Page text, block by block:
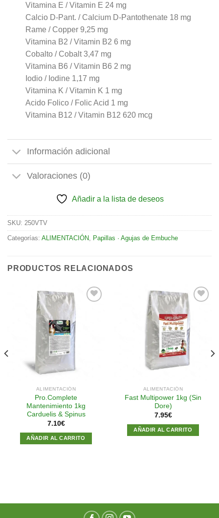
Vitamina E / Vitamin E 24 mg
Calcio D-Pant. / Calcium D-Pantothenate 18 mg
Rame / Copper 9,25 mg
Vitamina B2 / Vitamin B2 6 mg
Cobalto / Cobalt 3,47 mg
Vitamina B6 / Vitamin B6 2 mg
Iodio / Iodine 1,17 mg
Vitamina K / Vitamin K 1 mg
Acido Folico / Folic Acid 1 mg
Vitamina B12 / Vitamin B12 620 mcg
Información adicional
Valoraciones (0)
Añadir a la lista de deseos
SKU: 250VTV
Categorías: ALIMENTACIÓN Papillas · Agujas de Embuche
PRODUCTOS RELACIONADOS
ALIMENTACIÓN
Pro.Complete
Mantenimiento 1kg
Carduelis & Spinus
7.10€
AÑADIR AL CARRITO
Añadir
lista de
ALIMENTACIÓN
Fast Multipower 1kg (Sin
Dore)
7.95€
AÑADIR AL CARRITO